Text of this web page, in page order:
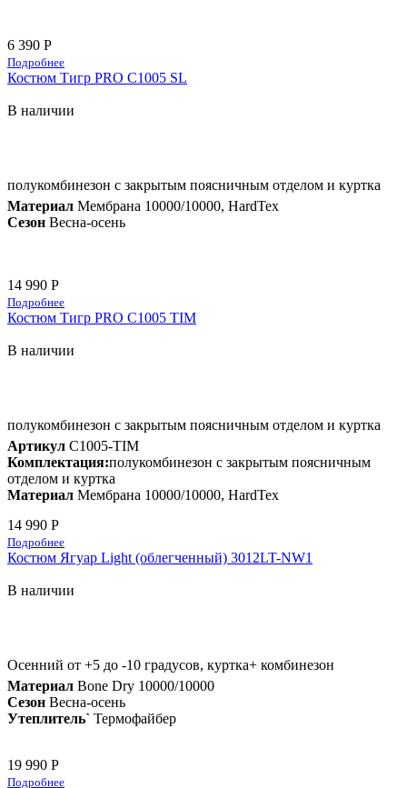
6 390 Р
Подробнее
Костюм Тигр PRO C1005 SL
В наличии
полукомбинезон с закрытым поясничным отделом и куртка
Материал Мембрана 10000/10000, HardTex
Сезон Весна-осень
14 990 Р
Подробнее
Костюм Тигр PRO C1005 TIM
В наличии
полукомбинезон с закрытым поясничным отделом и куртка
Артикул C1005-TIM
Комплектация:полукомбинезон с закрытым поясничным
отделом и куртка
Материал Мембрана 10000/10000, HardTex
14 990 Р
Подробнее
Костюм Ягуар Light (облегченный) 3012LT-NW1
В наличии
Осенний от +5 до -10 градусов, куртка+ комбинезон
Материал Bone Dry 10000/10000
Сезон Весна-осень
Утеплитель` Термофайбер
19 990 Р
Подробнее